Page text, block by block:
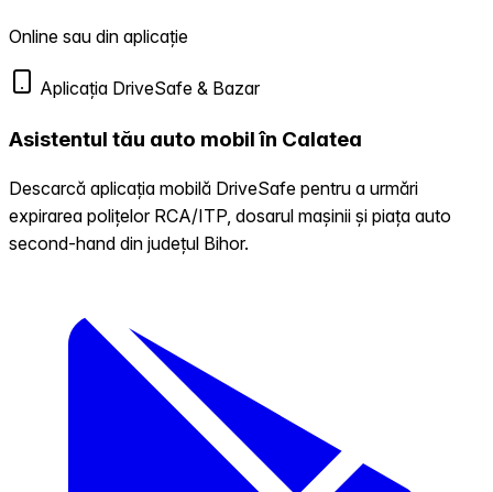
Online sau din aplicație
Aplicația DriveSafe & Bazar
Asistentul tău auto mobil în Calatea
Descarcă aplicația mobilă DriveSafe pentru a urmări
expirarea polițelor RCA/ITP, dosarul mașinii și piața auto
second-hand din județul Bihor.